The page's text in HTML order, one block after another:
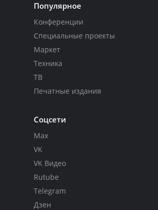
Популярное
Конференции
Специальные проекты
Маркет
Техника
ТВ
Печатные издания
Соцсети
Max
VK
VK Видео
Rutube
Telegram
Дзен